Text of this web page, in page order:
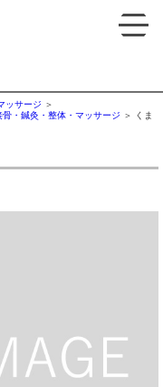
ッサージ
・鍼灸・整体・マッサージ
くま